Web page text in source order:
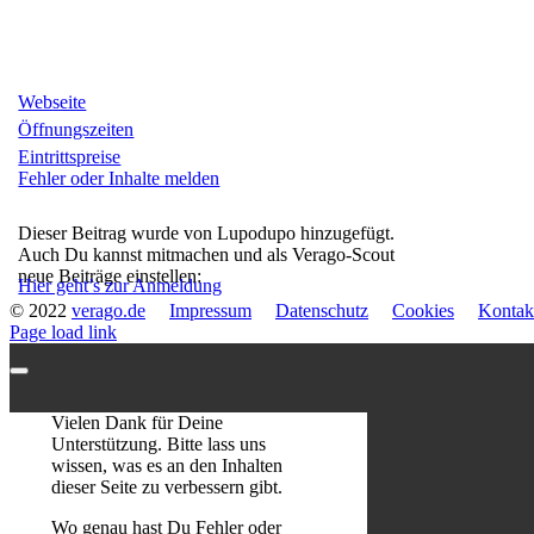
Webseite
Öffnungszeiten
Eintrittspreise
Fehler oder Inhalte melden
Dieser Beitrag wurde von Lupodupo hinzugefügt.
Auch Du kannst mitmachen und als Verago-Scout
neue Beiträge einstellen:
Hier geht’s zur Anmeldung
© 2022 verago.de Impressum Datenschutz Cookies
Page load link
Vielen Dank für Deine
Unterstützung. Bitte lass uns
wissen, was es an den Inhalten
dieser Seite zu verbessern gibt.
Wo genau hast Du Fehler oder